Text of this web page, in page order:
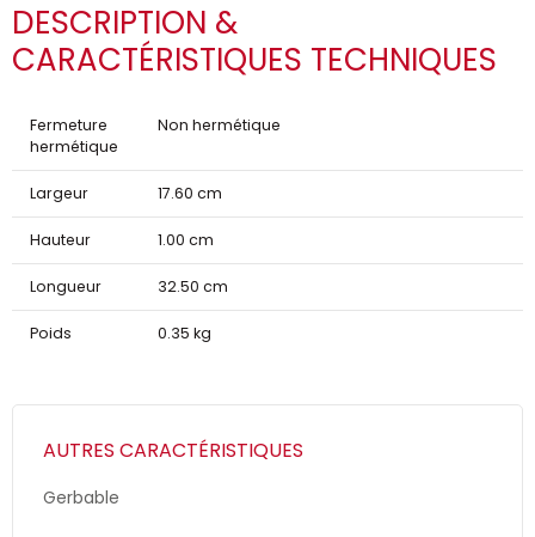
DESCRIPTION &
CARACTÉRISTIQUES TECHNIQUES
Fermeture
hermétique
Non hermétique
Largeur 17.60 cm
Hauteur 1.00 cm
Longueur 32.50 cm
Poids 0.35 kg
AUTRES CARACTÉRISTIQUES
Gerbable